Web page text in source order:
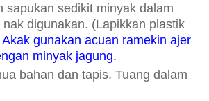
sapukan sedikit minyak dalam
nak digunakan. (Lapikkan plastik
Akak gunakan acuan ramekin ajer
minyak jagung.
bahan dan tapis. Tuang dalam